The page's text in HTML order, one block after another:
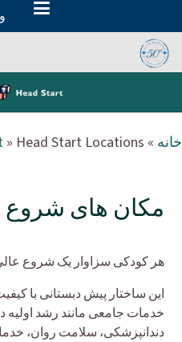
خانه »
» Head Start Locations
مکان های
هر کودکی سزاوار یک شروع
این ساختار پیش دبستانی با
خدمات جامعی مانند رشد
دندانپزشکی، سلامت روان،